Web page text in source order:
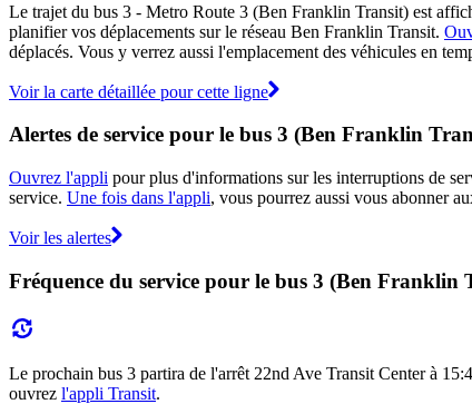
Le trajet du bus 3 - Metro Route 3 (Ben Franklin Transit) est
planifier vos déplacements sur le réseau Ben Franklin Transit.
déplacés. Vous y verrez aussi l'emplacement des véhicules en
Voir la carte détaillée pour cette ligne
Alertes de service pour le bus 3 (Ben Franklin
Ouvrez l'appli pour plus d'informations sur les interruptions de
service. Une fois dans l'appli, vous pourrez aussi vous abonner
Voir les alertes
Fréquence du service pour le bus 3 (Ben Franklin
Le prochain bus 3 partira de l'arrêt 22nd Ave Transit Center à
ouvrez l'appli Transit.